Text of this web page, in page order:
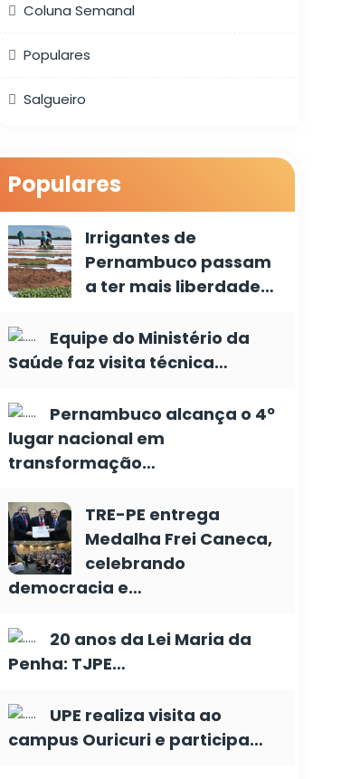
Coluna Semanal
Populares
Salgueiro
Populares
Irrigantes de
Pernambuco passam
a ter mais liberdade…
Equipe do Ministério da
Saúde faz visita técnica…
Pernambuco alcança o 4º
lugar nacional em
transformação…
TRE-PE entrega
Medalha Frei Caneca,
celebrando
democracia e…
20 anos da Lei Maria da
Penha: TJPE…
UPE realiza visita ao
campus Ouricuri e participa…